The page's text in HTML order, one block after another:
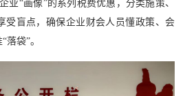
业“画像”的系列税费优惠，分类施策、
受盲点，确保企业财会人员懂政策、会
落袋”。